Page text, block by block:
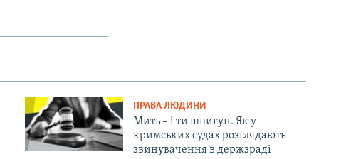
ПРАВА ЛЮДИНИ
Мить – і ти шпигун. Як у
кримських судах розглядають
звинувачення в держзраді